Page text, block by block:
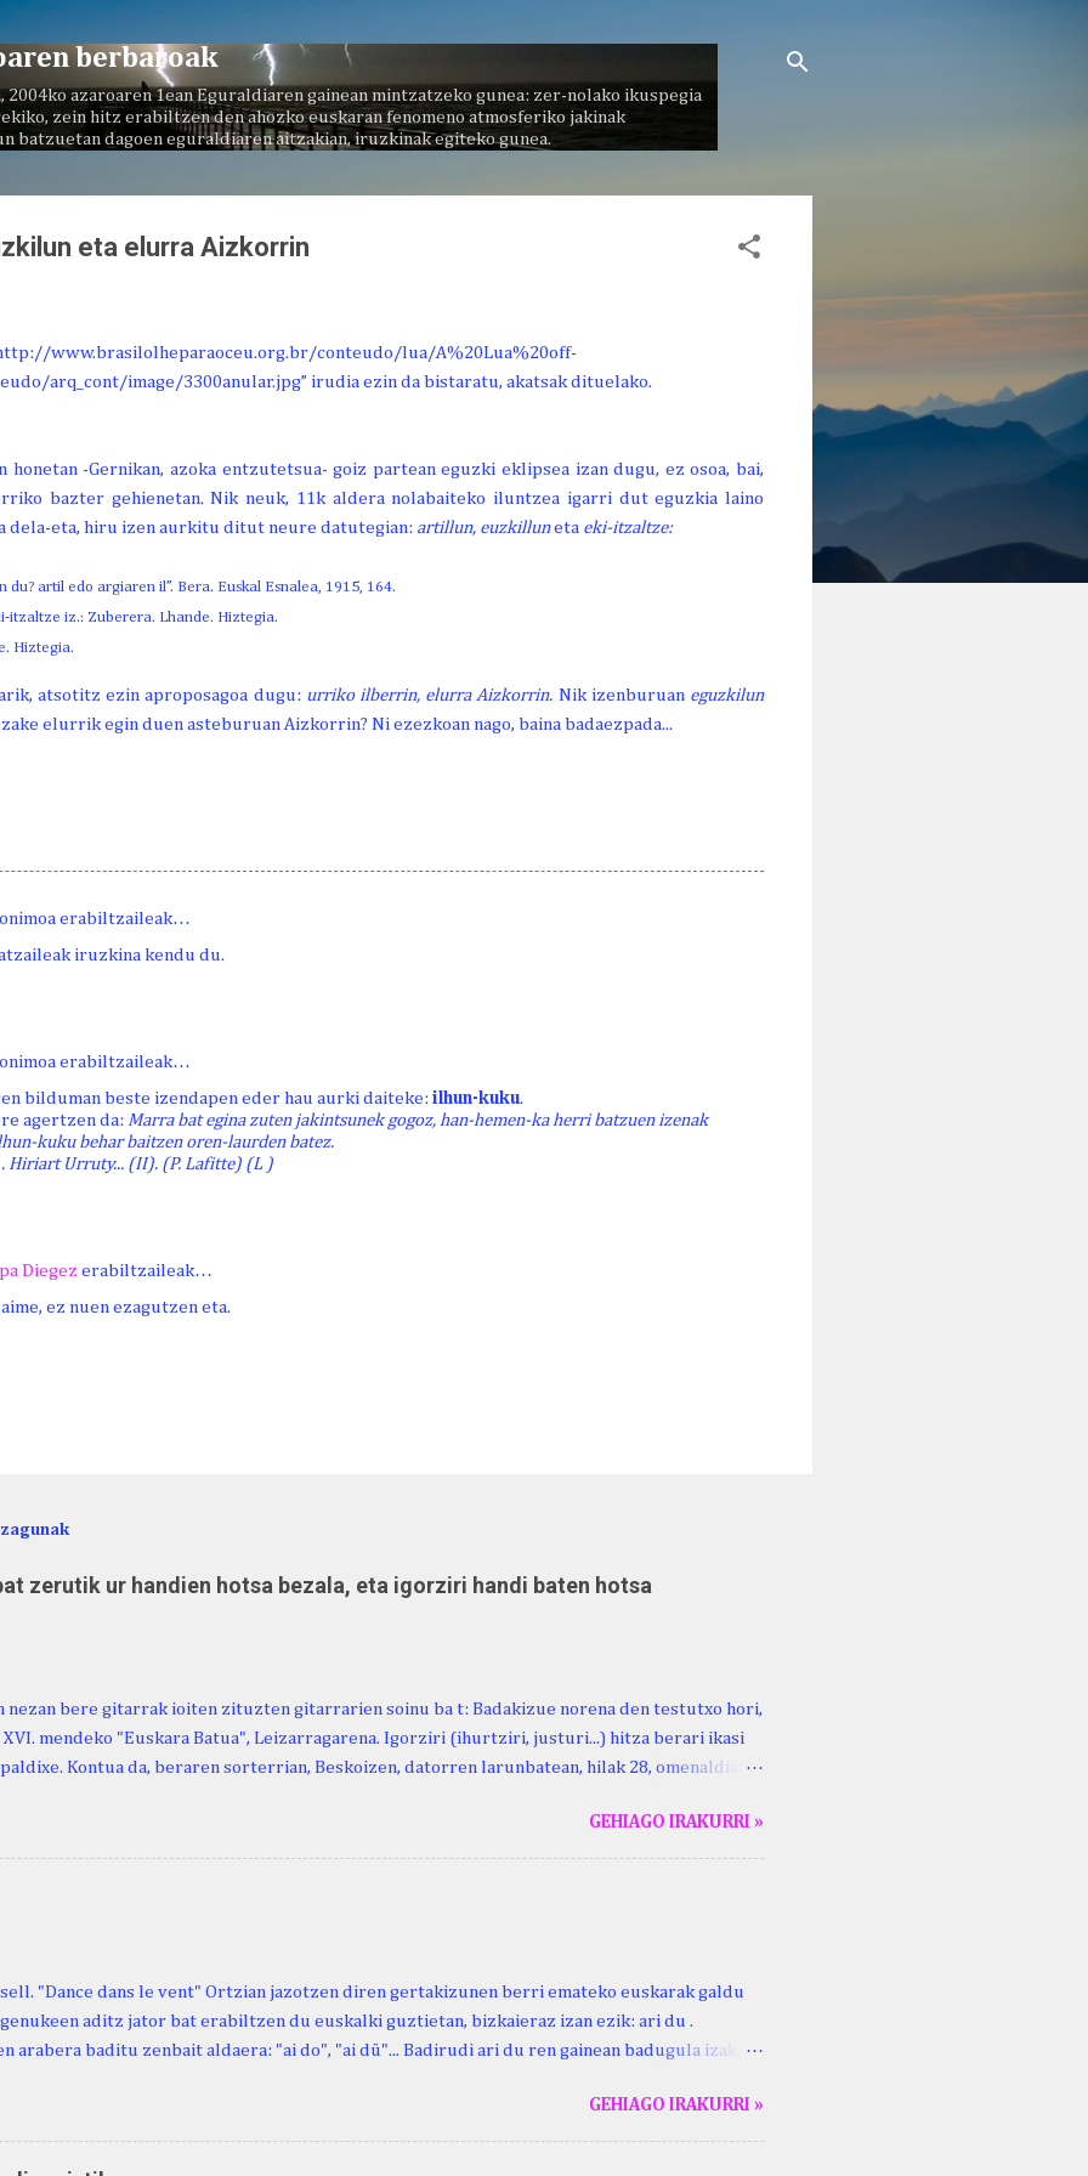
berbaroak
2004ko azaroaren 1ean Eguraldiaren gainean mintzatzeko gunea: zer-nolako ikuspegia
zein hitz erabiltzen den ahozko euskaran fenomeno atmosferiko jakinak
batzuetan dagoen eguraldiaren aitzakian, iruzkinak egiteko gunea.
eta elurra Aizkorrin
honetan -Gernikan, azoka entzutetsua- goiz partean eguzki eklipsea izan dugu, ez osoa, bai,
bazter gehienetan. Nik neuk, 11k aldera nolabaiteko iluntzea igarri dut eguzkia laino
dela-eta, hiru izen aurkitu ditut neure datutegian: artillun, euzkilluneta eki-itzaltze:
du? artil edo argiaren il”. Bera. Euskal Esnalea, 1915, 164.
itzaltze iz.: Zuberera. Lhande. Hiztegia.
Hiztegia.
atsotitz ezin aproposagoa dugu: urriko ilberrin, elurra Aizkorrin. Nik izenburuan eguzkilun
elurrik egin duen asteburuan Aizkorrin? Ni ezezkoan nago, baina badaezpada...
erabiltzaileak…
iruzkina kendu du.
erabiltzaileak…
bilduman beste izendapen eder hau aurki daiteke: ilhun-kuku.
agertzen da: Marra bat egina zuten jakintsunek gogoz, han-hemen-ka herri batzuen izenak
kuku behar baitzen oren-laurden batez.
Hiriart Urruty... (II). (P. Lafitte) (L )
Diegez erabiltzaileak…
ez nuen ezagutzen eta.
zerutik ur handien hotsa bezala, eta igorziri handi baten hotsa
nezan bere gitarrak ioiten zituzten gitarrarien soinu ba t: Badakizue norena den testutxo hori,
XVI. mendeko "Euskara Batua", Leizarragarena. Igorziri (ihurtziri, justuri...) hitza berari ikasi
Kontua da, beraren sorterrian, Beskoizen, datorren larunbatean, hilak 28, omenaldia
berri. "Leizarraga egun" izeneko omenaldia antolatu dute. Hauxe duzue Kristinari Henri
programa: - 15.00 Ongi etorria (herriko jantegian). - Henrike Knörr: Leizarraga-
GEHIAGO IRAKURRI »
"Dance dans le vent" Ortzian jazotzen diren gertakizunen berri emateko euskarak galdu
aditz jator bat erabiltzen du euskalki guztietan, bizkaieraz izan ezik: ari du .
arabera baditu zenbait aldaera: "ai do", "ai dü"... Badirudi ari du ren gainean badugula izaki
ari du. (Euria). Mujika Josefa Martina . Neronek or-emen entzunak. Lodi ari du: ebi (euri)
Oñatibia Manuel . Bible Saindua. (Duvoisin). 1859. Ebiya bizitzen ari du .... Mujika Josefa
Neronek or-emen entzunak. Gexala ari du ... Ebi maxkala . (Ebi indar gutxikoa). Mujika Josefa
GEHIAGO IRAKURRI »